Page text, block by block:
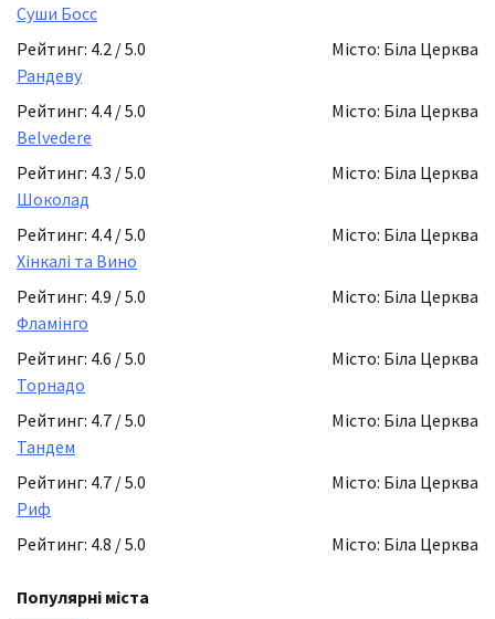
Суши Босс
Рейтинг: 4.2 / 5.0
Місто: Біла Церква
Рандеву
Рейтинг: 4.4 / 5.0
Місто: Біла Церква
Belvedere
Рейтинг: 4.3 / 5.0
Місто: Біла Церква
Шоколад
Рейтинг: 4.4 / 5.0
Місто: Біла Церква
Хінкалі та Вино
Рейтинг: 4.9 / 5.0
Місто: Біла Церква
Фламінго
Рейтинг: 4.6 / 5.0
Місто: Біла Церква
Торнадо
Рейтинг: 4.7 / 5.0
Місто: Біла Церква
Тандем
Рейтинг: 4.7 / 5.0
Місто: Біла Церква
Риф
Рейтинг: 4.8 / 5.0
Місто: Біла Церква
Популярні міста